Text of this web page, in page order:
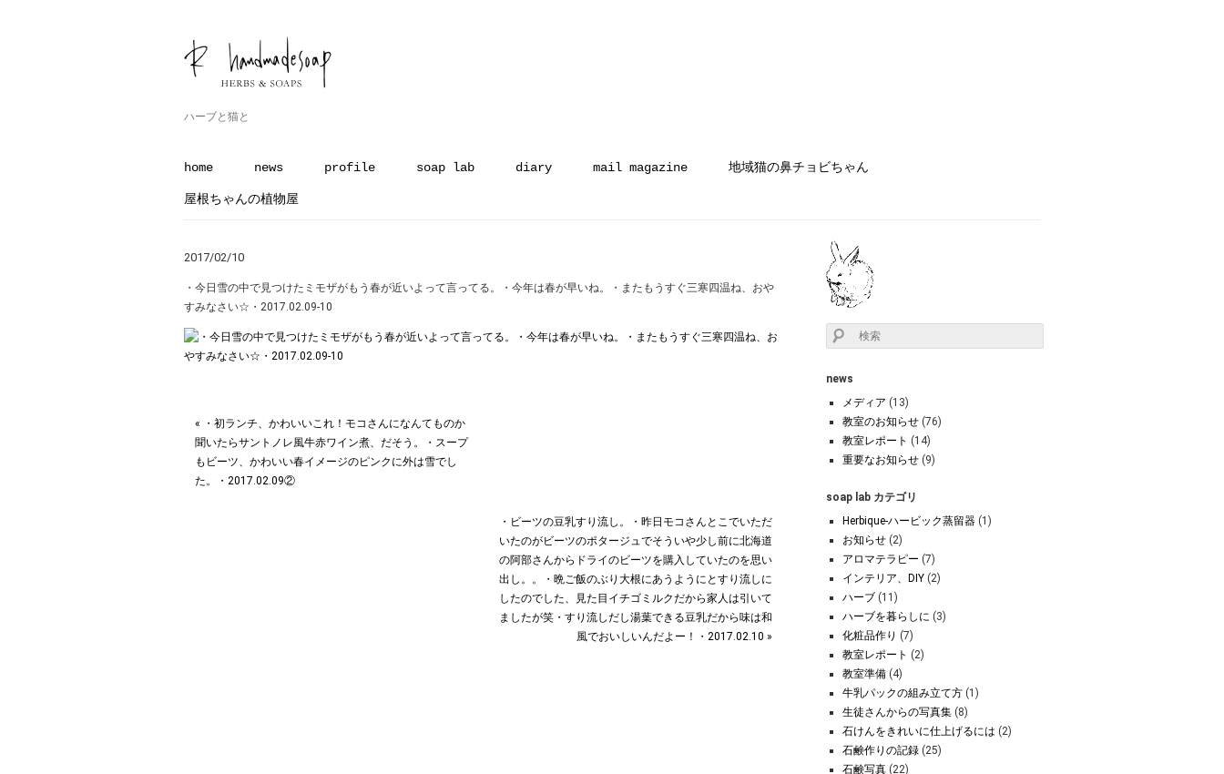
ハーブと猫と
home news profile soap lab diary mail magazine 地域猫の鼻チョビちゃん
屋根ちゃんの植物屋
2017/02/10
・今日雪の中で見つけたミモザがもう春が近いよって言ってる。・今年は春が早いね。・またもうすぐ三寒四温ね、おや
すみなさい☆・2017.02.09-10
« ・初ランチ、かわいいこれ！モコさんになんてものか
聞いたらサントノレ風牛赤ワイン煮、だそう。・スープ
もビーツ、かわいい春イメージのピンクに外は雪でし
た。・2017.02.09②
・ビーツの豆乳すり流し。・昨日モコさんとこでいただ
いたのがビーツのポタージュでそういや少し前に北海道
の阿部さんからドライのビーツを購入していたのを思い
出し。。・晩ご飯のぶり大根にあうようにとすり流しに
したのでした、見た目イチゴミルクだから家人は引いて
ましたが笑・すり流しだし湯葉できる豆乳だから味は和
風でおいしいんだよー！・2017.02.10 »
news
メディア (13)
教室のお知らせ (76)
教室レポート (14)
重要なお知らせ (9)
soap lab カテゴリ
Herbique-ハービック蒸留器 (1)
お知らせ (2)
アロマテラピー (7)
インテリア、DIY (2)
ハーブ (11)
ハーブを暮らしに (3)
化粧品作り (7)
教室レポート (2)
教室準備 (4)
牛乳パックの組み立て方 (1)
生徒さんからの写真集 (8)
石けんをきれいに仕上げるには (2)
石鹸作りの記録 (25)
石鹸写真 (22)